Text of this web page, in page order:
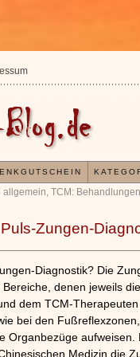
allgemein, TCM: Behandlungen
Zungen-
Diagnostik? Die
denen jeweils
dem TCM-
bei den
Organbezüge aufweisen.
Medizin die